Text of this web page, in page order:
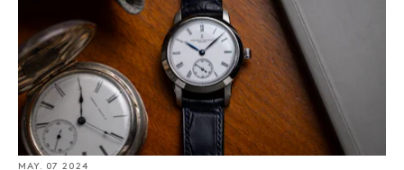
MAY. 07 2024